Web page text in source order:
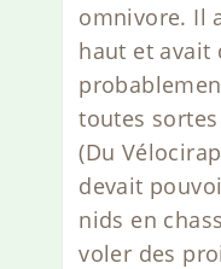
omnivore. Il
haut et avait
toutes
(Du
devait
nids en
voler des